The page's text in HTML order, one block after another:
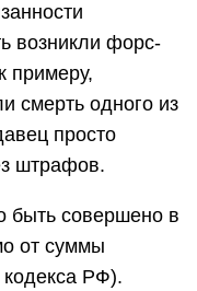
возникли форс-
примеру,
смерть одного из
просто
штрафов.
быть совершено в
от суммы
кодекса РФ).